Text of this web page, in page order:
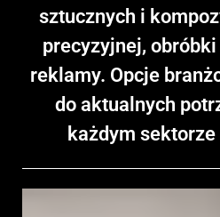
sztucznych i
precyzyjnej,
reklamy. Opcje
do aktualnych
każdym sektorze